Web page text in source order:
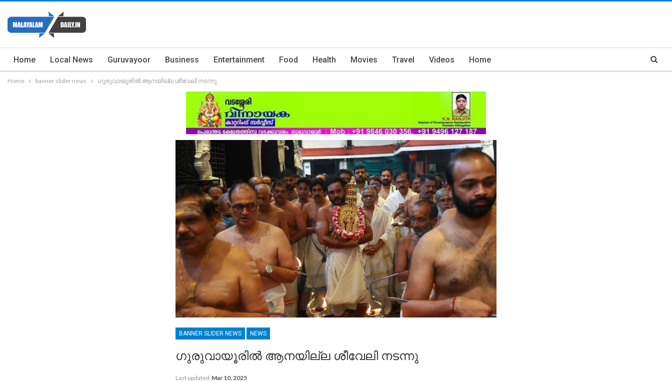
Home Local News Guruvayoor Business Entertainment Food Health Movies Travel Videos Home
Home banner slider news ഗുരുവായൂരിൽ ആനയില്ല ശീവേലി നടന്നു
BANNER SLIDER NEWS NEWS
ഗുരുവായൂരിൽ ആനയില്ല ശീവേലി നടന്നു
Last updated Mar 10, 2025